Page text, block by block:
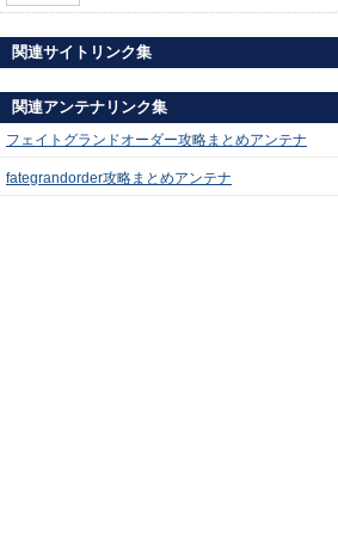
関連サイトリンク集
関連アンテナリンク集
フェイトグランドオーダー攻略まとめアンテナ
fategrandorder攻略まとめアンテナ